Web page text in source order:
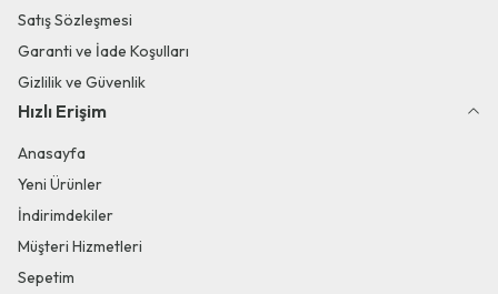
Satış Sözleşmesi
Garanti ve İade Koşulları
Gizlilik ve Güvenlik
Hızlı Erişim
Anasayfa
Yeni Ürünler
İndirimdekiler
Müşteri Hizmetleri
Sepetim